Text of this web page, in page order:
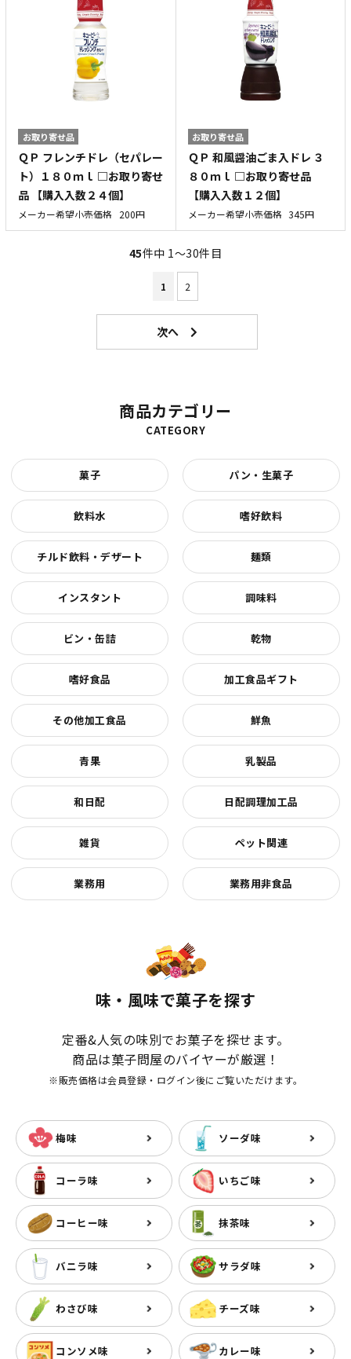
お取り寄せ品
ＱＰ フレンチドレ（セパレー
ト）１８０ｍｌ □お取り寄せ
品 【購入入数２４個】
メーカー希望小売価格 200円
お取り寄せ品
ＱＰ 和風醤油ごま入ドレ ３
８０ｍｌ □お取り寄せ品
【購入入数１２個】
メーカー希望小売価格 345円
45件中 1〜30件目
1 2
商品カテゴリー
CATEGORY
菓子 パン・生菓子
飲料水 嗜好飲料
チルド飲料・デザート 麺類
インスタント 調味料
ビン・缶詰 乾物
嗜好食品 加工食品ギフト
その他加工食品 鮮魚
青果 乳製品
和日配 日配調理加工品
雑貨 ペット関連
業務用 業務用非食品
味・風味で菓子を探す
定番&人気の味別でお菓子を探せます。
商品は菓子問屋のバイヤーが厳選！
※販売価格は会員登録・ログイン後にご覧いただけます。
梅味 ソーダ味
コーラ味 いちご味
コーヒー味 抹茶味
バニラ味 サラダ味
わさび味 チーズ味
コンソメ味 カレー味